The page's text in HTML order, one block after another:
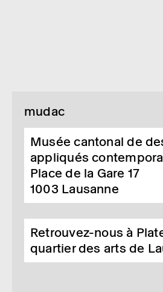
mudac
Musée cantonal de
appliqués
Place de la Gare 17
1003 Lausanne
Retrouvez-nous à
quartier des arts de